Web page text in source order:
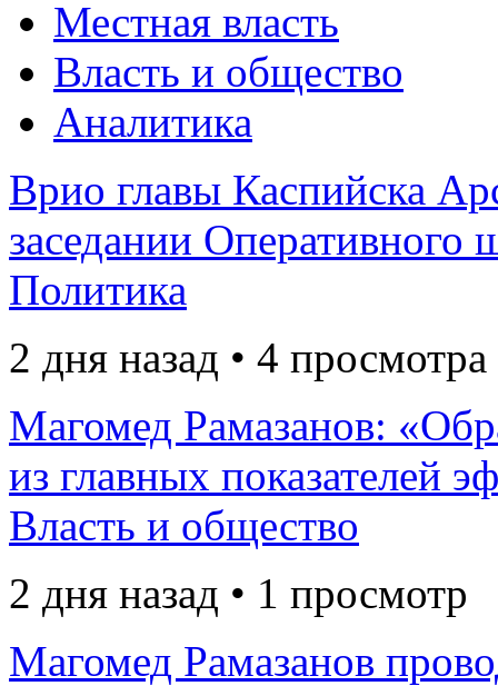
Местная власть
Власть и общество
Аналитика
Врио главы Каспийска
заседании Оперативного
Политика
2 дня назад • 4 просмотра
Магомед Рамазанов:
из главных показателей
Власть и общество
2 дня назад • 1 просмотр
Магомед Рамазанов